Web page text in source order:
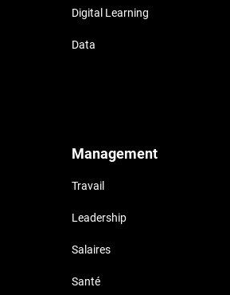
Digital Learning
Data
Management
Travail
Leadership
Salaires
Santé